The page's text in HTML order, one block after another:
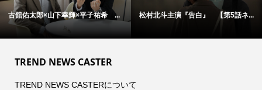
古舘佑太郎×山下幸輝×平子祐希 ... 松村北斗主演『告白』 【第5話ネ...
TREND NEWS CASTER
TREND NEWS CASTERについて